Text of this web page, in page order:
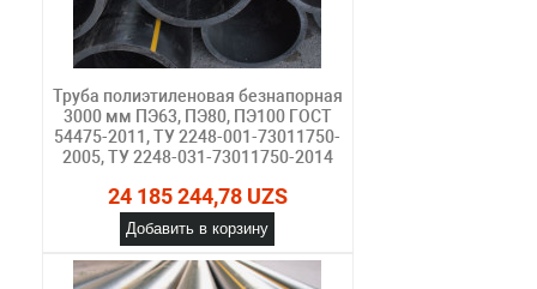
Труба полиэтиленовая безнапорная
3000 мм ПЭ63, ПЭ80, ПЭ100 ГОСТ
54475-2011, ТУ 2248-001-73011750-
2005, ТУ 2248-031-73011750-2014
24 185 244,78 UZS
Добавить в корзину